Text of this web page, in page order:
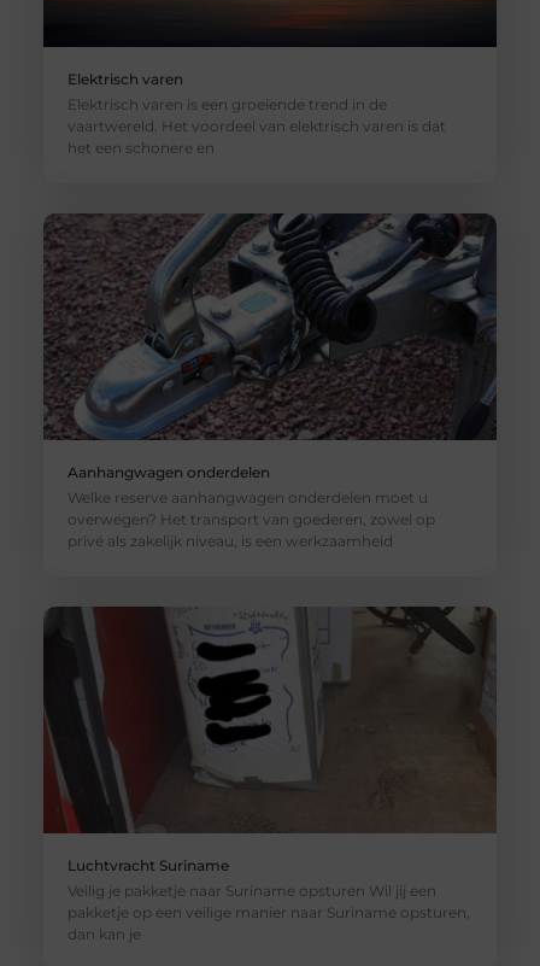
Elektrisch varen
Elektrisch varen is een groeiende trend in de
vaartwereld. Het voordeel van elektrisch varen is dat
het een schonere en
Aanhangwagen onderdelen
Welke reserve aanhangwagen onderdelen moet u
overwegen? Het transport van goederen, zowel op
privé als zakelijk niveau, is een werkzaamheid
Luchtvracht Suriname
Veilig je pakketje naar Suriname opsturen Wil jij een
pakketje op een veilige manier naar Suriname opsturen,
dan kan je